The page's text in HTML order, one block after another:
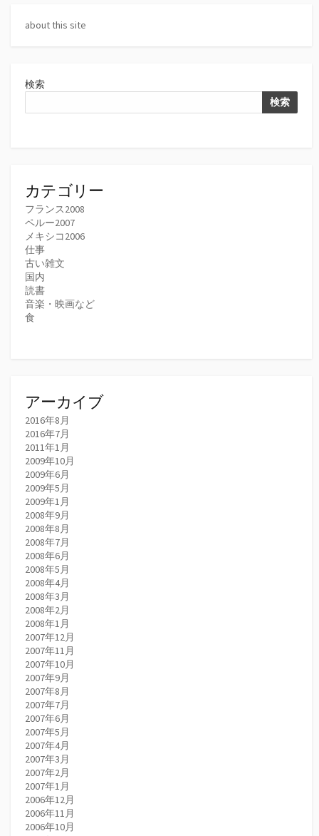
about this site
検索
検索
カテゴリー
フランス2008
ペルー2007
メキシコ2006
仕事
古い雑文
国内
読書
音楽・映画など
食
アーカイブ
2016年8月
2016年7月
2011年1月
2009年10月
2009年6月
2009年5月
2009年1月
2008年9月
2008年8月
2008年7月
2008年6月
2008年5月
2008年4月
2008年3月
2008年2月
2008年1月
2007年12月
2007年11月
2007年10月
2007年9月
2007年8月
2007年7月
2007年6月
2007年5月
2007年4月
2007年3月
2007年2月
2007年1月
2006年12月
2006年11月
2006年10月